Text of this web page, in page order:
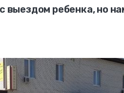
выездом ребенка, но